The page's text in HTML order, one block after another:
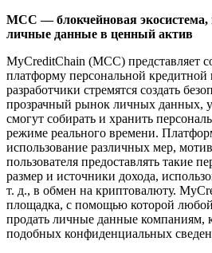
MCC — блокчейновая
личные данные в ценный актив
MyCreditChain (МСС) представляет
платформу персональной
разработчики стремятся создать
прозрачный рынок личных данных,
смогут собирать и хранить
режиме реального времени.
использование различных мер,
пользователя предоставлять такие
размер и источники дохода,
т. д., в обмен на криптовалюту.
площадка, с помощью которой
продать личные данные компаниям,
подобных конфиденциальных